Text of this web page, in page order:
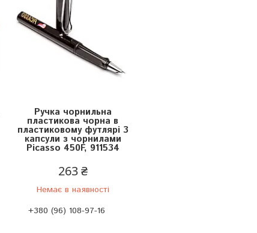
Ручка чорнильна
пластикова чорна в
пластиковому футлярі 3
капсули з чорнилами
Picasso 450F, 911534
263 ₴
Немає в наявності
+380 (96) 108-97-16